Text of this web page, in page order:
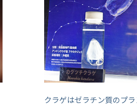
クラゲはゼラチン質のプ